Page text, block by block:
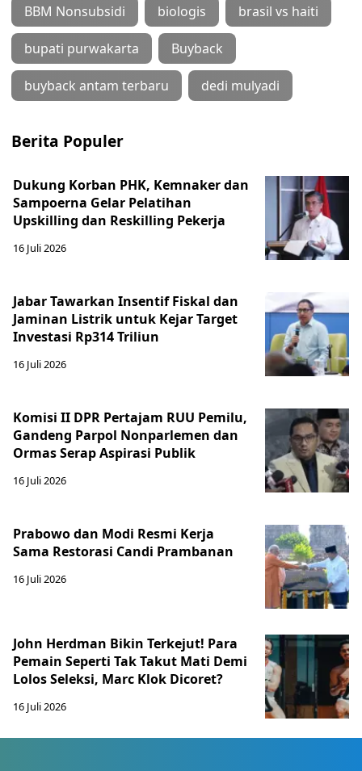
BBM Nonsubsidi biologis brasil vs haiti
bupati purwakarta Buyback
buyback antam terbaru dedi mulyadi
Berita Populer
Dukung Korban PHK, Kemnaker dan
Sampoerna Gelar Pelatihan
Upskilling dan Reskilling Pekerja
16 Juli 2026
Jabar Tawarkan Insentif Fiskal dan
Jaminan Listrik untuk Kejar Target
Investasi Rp314 Triliun
16 Juli 2026
Komisi II DPR Pertajam RUU Pemilu,
Gandeng Parpol Nonparlemen dan
Ormas Serap Aspirasi Publik
16 Juli 2026
Prabowo dan Modi Resmi Kerja
Sama Restorasi Candi Prambanan
16 Juli 2026
John Herdman Bikin Terkejut! Para
Pemain Seperti Tak Takut Mati Demi
Lolos Seleksi, Marc Klok Dicoret?
16 Juli 2026